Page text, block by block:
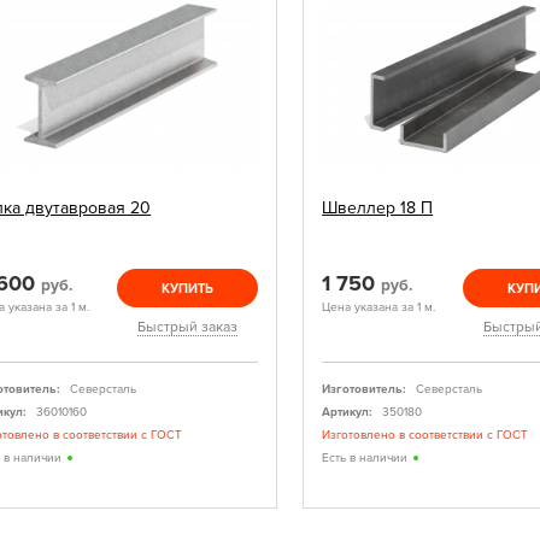
двутавровая 20
руб.
указана за 1 м.
КУПИТЬ
Быстрый заказ
Северсталь
36010160
в соответствии с ГОСТ
в наличии
Швеллер 18 П
1 750 руб.
Цена указана за 1 м.
Изготовитель:
Северсталь
Артикул:
350180
Изготовлено в соответствии с ГОСТ
Есть в наличии